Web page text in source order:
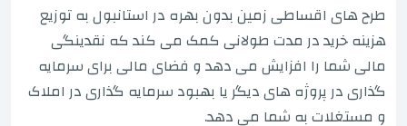
طرح های اقساطی زمین بدون بهره در استانبول به توزیع
هزینه خرید در مدت طولانی کمک می کند که نقدینگی
مالی شما را افزایش می دهد و فضای مالی برای سرمایه
گذاری در پروژه های دیگر یا بهبود سرمایه گذاری در املاک
و مستغلات به شما می دهد.